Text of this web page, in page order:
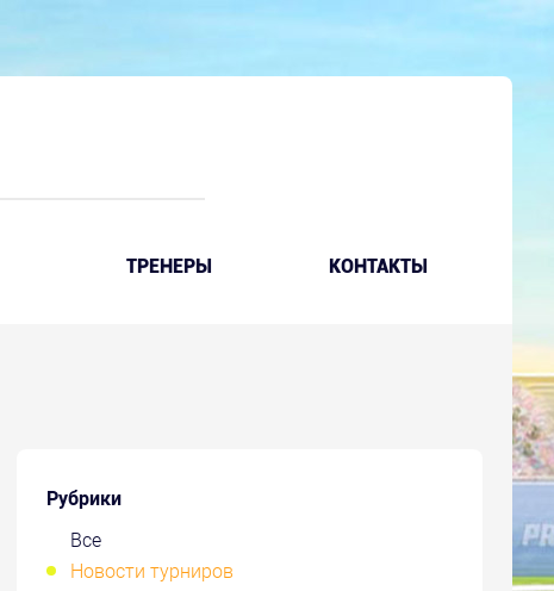
ТРЕНЕРЫ КОНТАКТЫ
Рубрики
Все
Новости турниров